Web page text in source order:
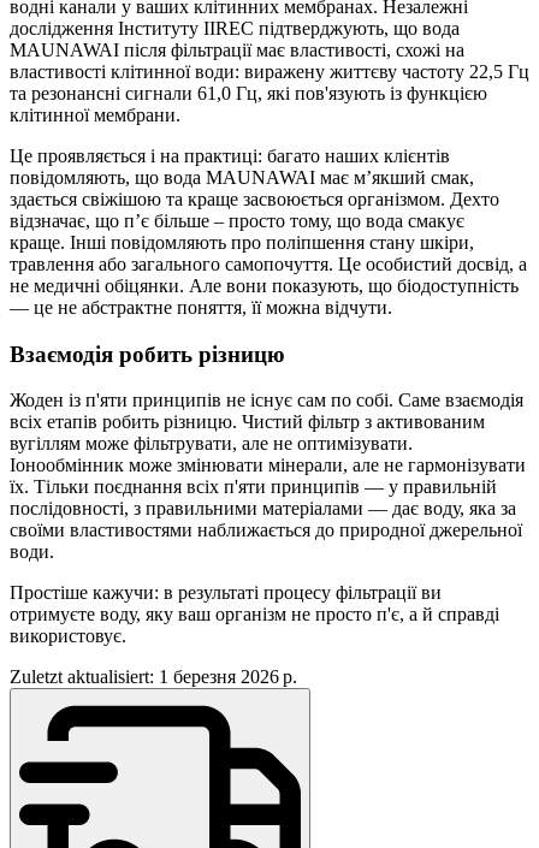
водні канали у ваших клітинних мембранах. Незалежні
дослідження Інституту IIREC підтверджують, що вода
MAUNAWAI після фільтрації має властивості, схожі на
властивості клітинної води: виражену життєву частоту 22,5 Гц
та резонансні сигнали 61,0 Гц, які пов'язують із функцією
клітинної мембрани.
Це проявляється і на практиці: багато наших клієнтів
повідомляють, що вода MAUNAWAI має м’якший смак,
здається свіжішою та краще засвоюється організмом. Дехто
відзначає, що п’є більше – просто тому, що вода смакує
краще. Інші повідомляють про поліпшення стану шкіри,
травлення або загального самопочуття. Це особистий досвід, а
не медичні обіцянки. Але вони показують, що біодоступність
— це не абстрактне поняття, її можна відчути.
Взаємодія робить різницю
Жоден із п'яти принципів не існує сам по собі. Саме взаємодія
всіх етапів робить різницю. Чистий фільтр з активованим
вугіллям може фільтрувати, але не оптимізувати.
Іонообмінник може змінювати мінерали, але не гармонізувати
їх. Тільки поєднання всіх п'яти принципів — у правильній
послідовності, з правильними матеріалами — дає воду, яка за
своїми властивостями наближається до природної джерельної
води.
Простіше кажучи: в результаті процесу фільтрації ви
отримуєте воду, яку ваш організм не просто п'є, а й справді
використовує.
Zuletzt aktualisiert: 1 березня 2026 р.